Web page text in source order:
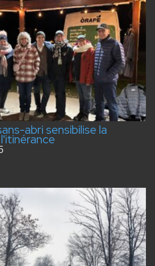
abri sensibilise la